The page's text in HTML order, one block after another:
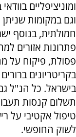
וגם במקומות
חמולתית, בנוסף
פתרונות אזורים
פסולת, פיקוח על
בקריטריונים
תשלום קנסות
טיפול אקטיבי על
לשוק החופשי.